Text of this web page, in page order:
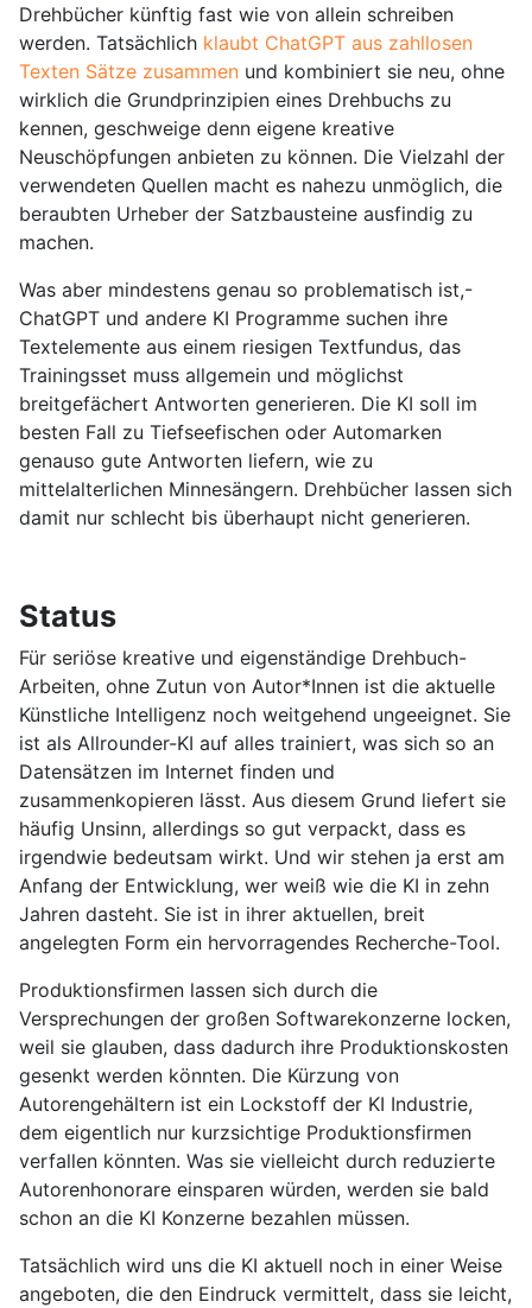
Drehbücher künftig fast wie von allein schreiben
werden. Tatsächlich klaubt ChatGPT aus zahllosen
Texten Sätze zusammen und kombiniert sie neu, ohne
wirklich die Grundprinzipien eines Drehbuchs zu
kennen, geschweige denn eigene kreative
Neuschöpfungen anbieten zu können. Die Vielzahl der
verwendeten Quellen macht es nahezu unmöglich, die
beraubten Urheber der Satzbausteine ausfindig zu
machen.
Was aber mindestens genau so problematisch ist,-
ChatGPT und andere KI Programme suchen ihre
Textelemente aus einem riesigen Textfundus, das
Trainingsset muss allgemein und möglichst
breitgefächert Antworten generieren. Die KI soll im
besten Fall zu Tiefseefischen oder Automarken
genauso gute Antworten liefern, wie zu
mittelalterlichen Minnesängern. Drehbücher lassen sich
damit nur schlecht bis überhaupt nicht generieren.
Status
Für seriöse kreative und eigenständige Drehbuch-
Arbeiten, ohne Zutun von Autor*Innen ist die aktuelle
Künstliche Intelligenz noch weitgehend ungeeignet. Sie
ist als Allrounder-KI auf alles trainiert, was sich so an
Datensätzen im Internet finden und
zusammenkopieren lässt. Aus diesem Grund liefert sie
häufig Unsinn, allerdings so gut verpackt, dass es
irgendwie bedeutsam wirkt. Und wir stehen ja erst am
Anfang der Entwicklung, wer weiß wie die KI in zehn
Jahren dasteht. Sie ist in ihrer aktuellen, breit
angelegten Form ein hervorragendes Recherche-Tool.
Produktionsfirmen lassen sich durch die
Versprechungen der großen Softwarekonzerne locken,
weil sie glauben, dass dadurch ihre Produktionskosten
gesenkt werden könnten. Die Kürzung von
Autorengehältern ist ein Lockstoff der KI Industrie,
dem eigentlich nur kurzsichtige Produktionsfirmen
verfallen könnten. Was sie vielleicht durch reduzierte
Autorenhonorare einsparen würden, werden sie bald
schon an die KI Konzerne bezahlen müssen.
Tatsächlich wird uns die KI aktuell noch in einer Weise
angeboten, die den Eindruck vermittelt, dass sie leicht,